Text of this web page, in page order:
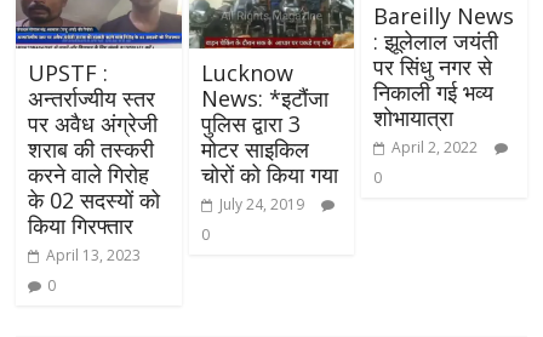
UPSTF :
अन्तर्राज्यीय स्तर
पर अवैध अंग्रेजी
शराब की तस्करी
करने वाले गिरोह
के 02 सदस्यों को
किया गिरफ्तार
April 13, 2023
0
Lucknow
News: *इटौंजा
पुलिस द्वारा 3
मोटर साइकिल
चोरों को किया गया
July 24, 2019
0
Bareilly News
: झूलेलाल जयंती
पर सिंधु नगर से
निकाली गई भव्य
शोभायात्रा
April 2, 2022
0